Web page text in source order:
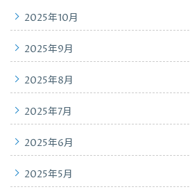
2025年10月
2025年9月
2025年8月
2025年7月
2025年6月
2025年5月